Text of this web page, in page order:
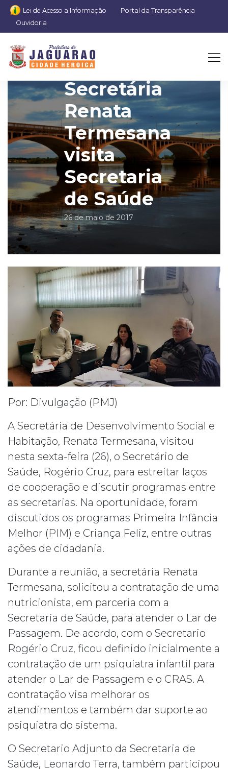
Lei de Acesso a Informação
Portal da Transparência
Ouvidoria
Secretária
Renata
Termesana
visita
Secretaria
de Saúde
26 de maio de 2017
Por: Divulgação (PMJ)
A Secretária de Desenvolvimento Social e
Habitação, Renata Termesana, visitou
nesta sexta-feira (26), o Secretário de
Saúde, Rogério Cruz, para estreitar laços
de cooperação e discutir programas entre
as secretarias. Na oportunidade, foram
discutidos os programas Primeira Infância
Melhor (PIM) e Criança Feliz, entre outras
ações de cidadania.
Durante a reunião, a secretária Renata
Termesana, solicitou a contratação de uma
nutricionista, em parceria com a
Secretaria de Saúde, para atender o Lar de
Passagem. De acordo, com o Secretario
Rogério Cruz, ficou definido inicialmente a
contratação de um psiquiatra infantil para
atender o Lar de Passagem e o CRAS. A
contratação visa melhorar os
atendimentos e também dar suporte ao
psiquiatra do sistema.
O Secretario Adjunto da Secretaria de
Saúde, Leonardo Terra, também participou